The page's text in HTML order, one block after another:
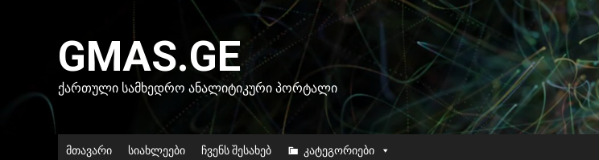
GMAS.GE
ᲥᲐᲠᲗᲣᲚᲘ ᲡᲐᲛᲮᲔᲓᲠᲝ ᲐᲜᲐᲚᲘᲢᲘᲙᲣᲠᲘ ᲞᲝᲠᲢᲐᲚᲘ
მთავარი სიახლეები ჩვენს შესახებ კატეგორიები